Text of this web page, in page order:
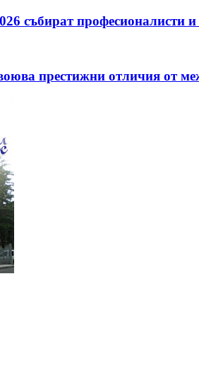
събират професионалисти
престижни отличия от